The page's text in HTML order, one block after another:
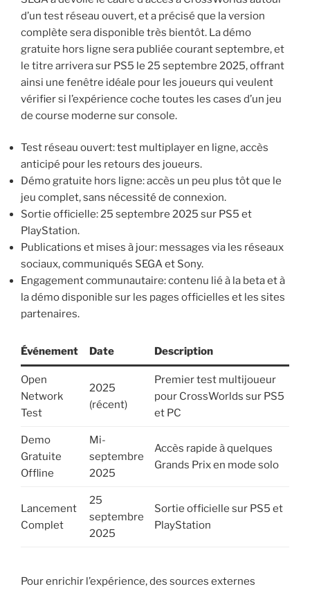
d’un test réseau ouvert, et a précisé que la version
complète sera disponible très bientôt. La démo
gratuite hors ligne sera publiée courant septembre, et
le titre arrivera sur PS5 le 25 septembre 2025, offrant
ainsi une fenêtre idéale pour les joueurs qui veulent
vérifier si l’expérience coche toutes les cases d’un jeu
de course moderne sur console.
Test réseau ouvert: test multiplayer en ligne, accès
anticipé pour les retours des joueurs.
Démo gratuite hors ligne: accès un peu plus tôt que le
jeu complet, sans nécessité de connexion.
Sortie officielle: 25 septembre 2025 sur PS5 et
PlayStation.
Publications et mises à jour: messages via les réseaux
sociaux, communiqués SEGA et Sony.
Engagement communautaire: contenu lié à la beta et à
la démo disponible sur les pages officielles et les sites
partenaires.
Événement Date Description
Open
Network
Test
2025
(récent)
Premier test multijoueur
pour CrossWorlds sur PS5
et PC
Demo
Gratuite
Offline
Mi-
septembre
2025
Accès rapide à quelques
Grands Prix en mode solo
Lancement
Complet
25
septembre
2025
Sortie officielle sur PS5 et
PlayStation
Pour enrichir l’expérience, des sources externes